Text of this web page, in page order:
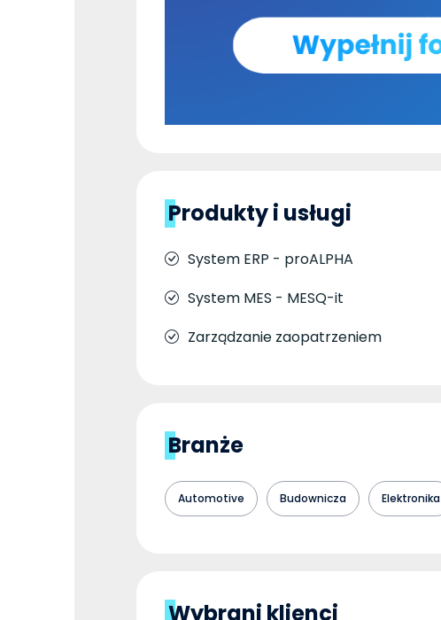
Produkty i usługi
System ERP - proALPHA
System MES - MESQ-it
Zarządzanie zaopatrzeniem
Branże
Automotive Budownicza Elektronika
Wybrani klienci